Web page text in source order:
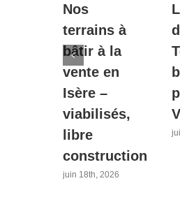
Nos
terrains à
bâtir à la
vente en
Isère –
viabilisés,
libre
construction
juin 18th, 2026